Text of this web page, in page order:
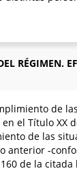
RÉGIMEN.
de las
el Título XX
de las
anterior -
de la citada